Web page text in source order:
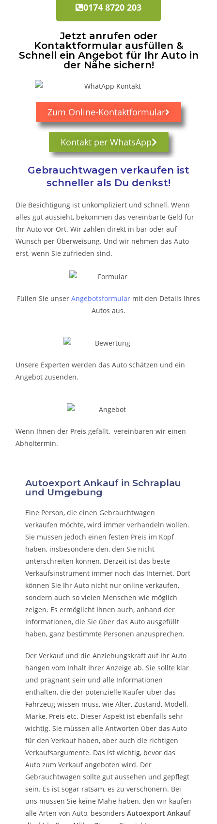
0174 8720 203
Jetzt anrufen oder
Kontaktformular ausfüllen &
Schnell ein Angebot für Ihr Auto in
der Nähe sichern!
Zum Online-Kontaktformular
Kontakt per WhatsApp
Gebrauchtwagen verkaufen ist
schneller als Du denkst!
Die Besichtigung ist unkompliziert und schnell. Wenn
alles gut aussieht, bekommen das vereinbarte Geld für
Ihr Auto vor Ort. Wir zahlen direkt in bar oder auf
Wunsch per Überweisung. Und wir nehmen das Auto
erst, wenn Sie zufrieden sind.
Füllen Sie unser Angebotsformular mit den Details Ihres
Autos aus.
Unsere Experten werden das Auto schätzen und ein
Angebot zusenden.
Wenn Ihnen der Preis gefällt, vereinbaren wir einen
Abholtermin.
Autoexport Ankauf in Schraplau
und Umgebung
Eine Person, die einen Gebrauchtwagen
verkaufen möchte, wird immer verhandeln wollen.
Sie müssen jedoch einen festen Preis im Kopf
haben, insbesondere den, den Sie nicht
unterschreiten können. Derzeit ist das beste
Verkaufsinstrument immer noch das Internet. Dort
können Sie Ihr Auto nicht nur online verkaufen,
sondern auch so vielen Menschen wie möglich
zeigen. Es ermöglicht Ihnen auch, anhand der
Informationen, die Sie über das Auto ausgefüllt
haben, ganz bestimmte Personen anzusprechen.
Der Verkauf und die Anziehungskraft auf Ihr Auto
hängen vom Inhalt Ihrer Anzeige ab. Sie sollte klar
und prägnant sein und alle Informationen
enthalten, die der potenzielle Käufer über das
Fahrzeug wissen muss, wie Alter, Zustand, Modell,
Marke, Preis etc. Dieser Aspekt ist ebenfalls sehr
wichtig. Sie müssen alle Antworten über das Auto
für den Verkauf haben, aber auch die richtigen
Verkaufsargumente. Das ist wichtig, bevor das
Auto zum Verkauf angeboten wird. Der
Gebrauchtwagen sollte gut aussehen und gepflegt
sein. Es ist sogar ratsam, es zu verschönern. Bei
uns müssen Sie keine Mähe haben, den wir kaufen
alle Arten von Auto, besondersAutoexport Ankauf